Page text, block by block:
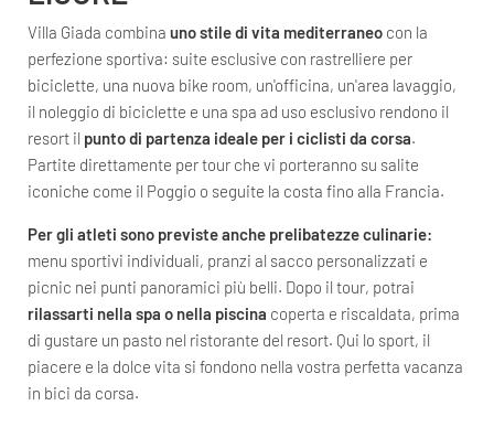
Villa Giada combina uno stile di vita mediterraneo con la
perfezione sportiva: suite esclusive con rastrelliere per
biciclette, una nuova bike room, un'officina, un'area lavaggio,
il noleggio di biciclette e una spa ad uso esclusivo rendono il
resort il punto di partenza ideale per i ciclisti da corsa.
Partite direttamente per tour che vi porteranno su salite
iconiche come il Poggio o seguite la costa fino alla Francia.
Per gli atleti sono previste anche prelibatezze culinarie:
menu sportivi individuali, pranzi al sacco personalizzati e
picnic nei punti panoramici più belli. Dopo il tour, potrai
rilassarti nella spa o nella piscina coperta e riscaldata, prima
di gustare un pasto nel ristorante del resort. Qui lo sport, il
piacere e la dolce vita si fondono nella vostra perfetta vacanza
in bici da corsa.